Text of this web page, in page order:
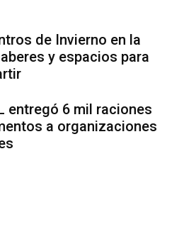
de Invierno en la
y espacios para
entregó 6 mil raciones
a organizaciones